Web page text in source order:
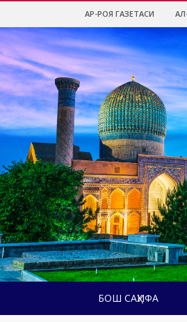
АР-РОЯ ГАЗЕТАСИ
БОШ САҲИФА